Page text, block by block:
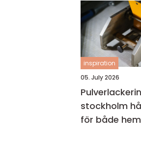
inspiration
05. July 2026
stockholm hållbara ytor
för både